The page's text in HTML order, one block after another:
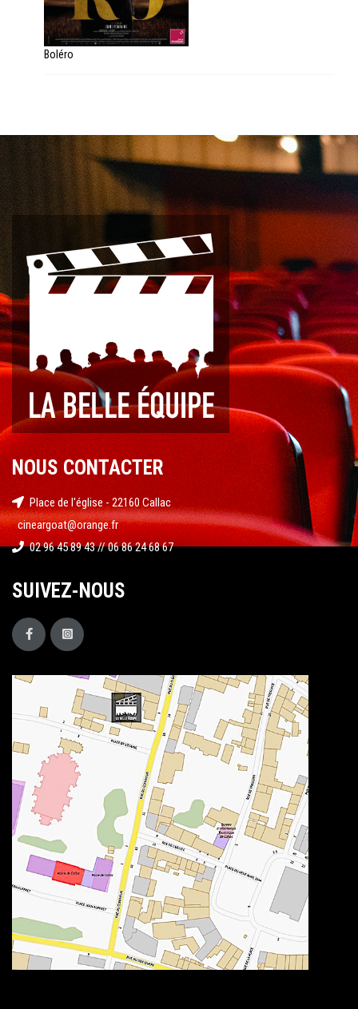
Boléro
NOUS CONTACTER
Place de l'église - 22160 Callac
cineargoat@orange.fr
02 96 45 89 43 // 06 86 24 68 67
SUIVEZ-NOUS